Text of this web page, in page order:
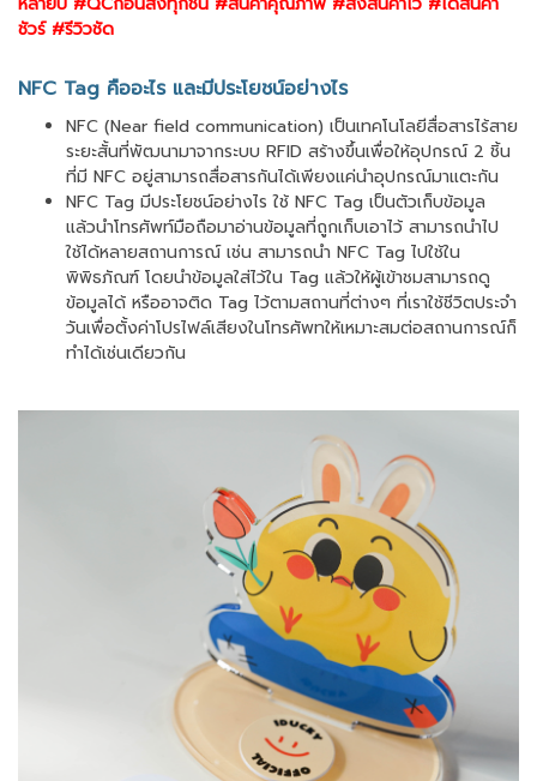
ชัวร์ #รีวิวชัด
NFC Tag คืออะไร และมีประโยชน์อย่างไร
NFC (Near field communication) เป็นเทคโนโลยีสื่อสารไร้สาย
ระยะสั้นที่พัฒนามาจากระบบ RFID สร้างขึ้นเพื่อให้อุปกรณ์ 2 ชิ้น
ที่มี NFC อยู่สามารถสื่อสารกันได้เพียงแค่นำอุปกรณ์มาแตะกัน
NFC Tag มีประโยชน์อย่างไร ใช้ NFC Tag เป็นตัวเก็บข้อมูล
แล้วนำโทรศัพท์มือถือมาอ่านข้อมูลที่ถูกเก็บเอาไว้ สามารถนำไป
ใช้ได้หลายสถานการณ์ เช่น สามารถนำ NFC Tag ไปใช้ใน
พิพิธภัณฑ์ โดยนำข้อมูลใส่ไว้ใน Tag แล้วให้ผู้เข้าชมสามารถดู
ข้อมูลได้ หรืออาจติด Tag ไว้ตามสถานที่ต่างๆ ที่เราใช้ชีวิตประจำ
วันเพื่อตั้งค่าโปรไฟล์เสียงในโทรศัพทให้เหมาะสมต่อสถานการณ์ก็
ทำได้เช่นเดียวกัน